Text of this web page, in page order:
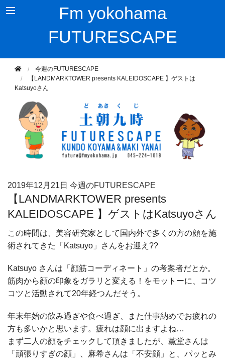
Fm yokohama
FUTURESCAPE
今週のFUTURESCAPE
【LANDMARKTOWER presents KALEIDOSCAPE 】ゲストは
Katsuyoさん
2019年12月21日 今週のFUTURESCAPE
【LANDMARKTOWER presents
KALEIDOSCAPE 】ゲストはKatsuyoさん
この時間は、美容研究家として国内外で多くの方の顔を施
術されてきた「Katsuyo」さんをお迎え??
Katsuyo さんは「顔筋コーディネート」の考案者だとか。
筋肉から顔の印象をガラリと変える！をモットーに、コツ
コツと活動されて20年経つんだそう。
年末年始の飲み過ぎや食べ過ぎ、また仕事納めでお疲れの
方も多いかと思います。疲れは顔に出ますよね…
まず二人の顔をチェックして頂きましたが、薫堂さんは
「頑張りすぎの顔」、麻希さんは「不安顔」と、パッとみ